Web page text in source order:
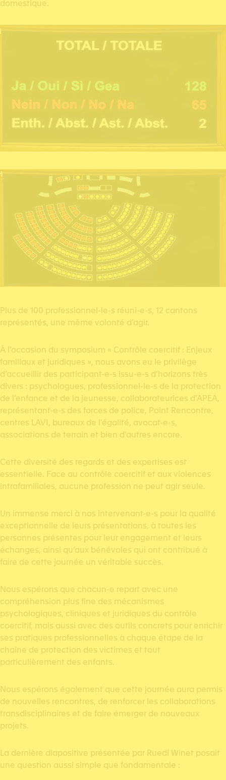
domestique.
Plus de 100 professionnel-le-s réuni-e-s, 12 cantons
représentés, une même volonté d’agir.
À l’occasion du symposium « Contrôle coercitif : Enjeux
familiaux et juridiques », nous avons eu le privilège
d’accueillir des participant-e-s issu-e-s d’horizons très
divers : psychologues, professionnel-le-s de la protection
de l’enfance et de la jeunesse, collaborateurices d’APEA,
représentant-e-s des forces de police, Point Rencontre,
centres LAVI, bureaux de l’égalité, avocat-e-s,
associations de terrain et bien d’autres encore.
Cette diversité des regards et des expertises est
essentielle. Face au contrôle coercitif et aux violences
intrafamiliales, aucune profession ne peut agir seule.
Un immense merci à nos intervenant-e-s pour la qualité
exceptionnelle de leurs présentations, à toutes les
personnes présentes pour leur engagement et leurs
échanges, ainsi qu’aux bénévoles qui ont contribué à
faire de cette journée un véritable succès.
Nous espérons que chacun-e repart avec une
compréhension plus fine des mécanismes
psychologiques, cliniques et juridiques du contrôle
coercitif, mais aussi avec des outils concrets pour enrichir
ses pratiques professionnelles à chaque étape de la
chaîne de protection des victimes et tout
particulièrement des enfants.
Nous espérons également que cette journée aura permis
de nouvelles rencontres, de renforcer les collaborations
transdisciplinaires et de faire émerger de nouveaux
projets.
La dernière diapositive présentée par Ruedi Winet posait
une question aussi simple que fondamentale :